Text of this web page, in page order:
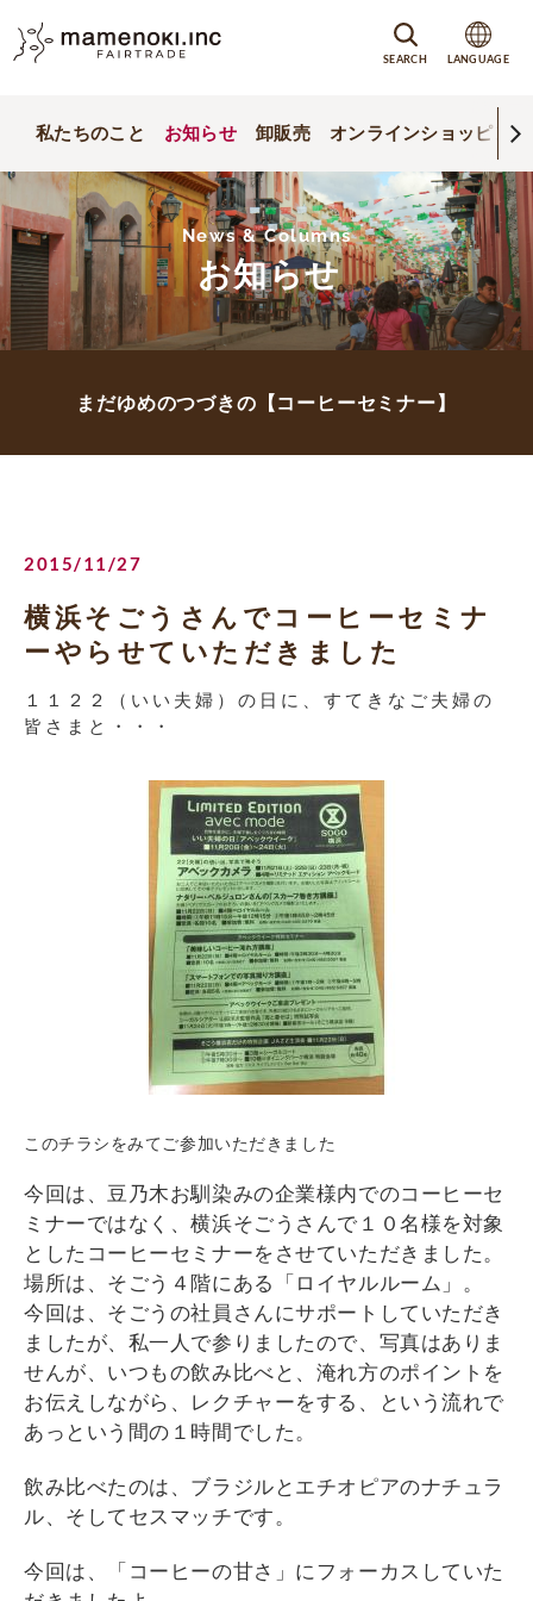
SEARCH LANGUAGE
私たちのこと お知らせ 卸販売 オンラインショッピング
News & Columns
お知らせ
まだゆめのつづきの【コーヒーセミナー】
2015/11/27
横浜そごうさんでコーヒーセミナ
ーやらせていただきました
１１２２（いい夫婦）の日に、すてきなご夫婦の
皆さまと・・・
このチラシをみてご参加いただきました
今回は、豆乃木お馴染みの企業様内でのコーヒーセ
ミナーではなく、横浜そごうさんで１０名様を対象
としたコーヒーセミナーをさせていただきました。
場所は、そごう４階にある「ロイヤルルーム」。
今回は、そごうの社員さんにサポートしていただき
ましたが、私一人で参りましたので、写真はありま
せんが、いつもの飲み比べと、淹れ方のポイントを
お伝えしながら、レクチャーをする、という流れで
あっという間の１時間でした。
飲み比べたのは、ブラジルとエチオピアのナチュラ
ル、そしてセスマッチです。
今回は、「コーヒーの甘さ」にフォーカスしていた